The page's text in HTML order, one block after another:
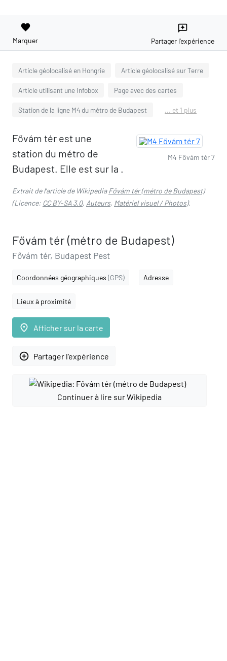
favorite
Marquer
reviews
Partager l'expérience
Article géolocalisé en Hongrie Article géolocalisé sur Terre
Article utilisant une Infobox Page avec des cartes
Station de la ligne M4 du métro de Budapest ... et 1 plus
M4 Fővám tér 7
Fővám tér est une
station du métro de
Budapest. Elle est sur la .
Extrait de l'article de WikipediaFővám tér (métro de Budapest)
(Licence: CC BY-SA 3.0, Auteurs, Matériel visuel / Photos).
Fővám tér (métro de Budapest)
Fővám tér, Budapest Pest
Coordonnées géographiques (GPS) Adresse
Lieux à proximité
place Afficher sur la carte
add_circle_outline Partager l'expérience
Continuer à lire sur Wikipedia